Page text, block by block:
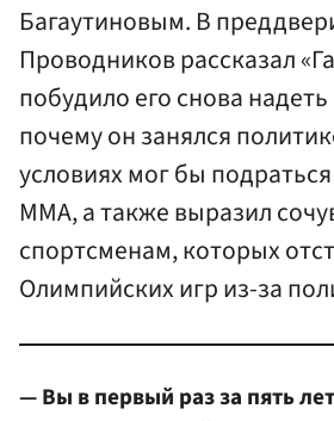
Багаутиновым. В
Проводников рассказал
побудило его снова
почему он занялся
условиях мог бы
ММА, а также выразил
спортсменам, которых
Олимпийских игр из-за
— Вы в первый раз за пять